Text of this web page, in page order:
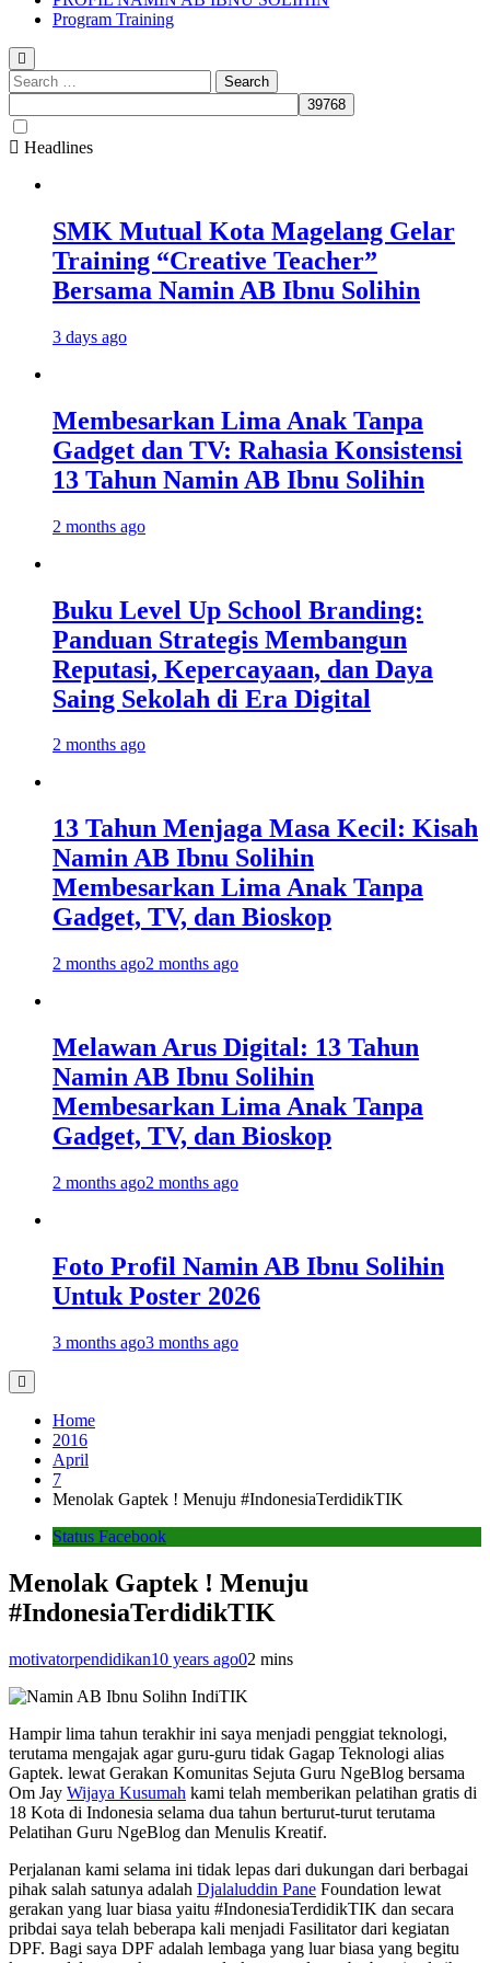
Program Training
Search
for:
Headlines
SMK Mutual Kota Magelang Gelar
Training “Creative Teacher”
Bersama Namin AB Ibnu Solihin
3 days ago
Membesarkan Lima Anak Tanpa
Gadget dan TV: Rahasia Konsistensi
13 Tahun Namin AB Ibnu Solihin
2 months ago
Buku Level Up School Branding:
Panduan Strategis Membangun
Reputasi, Kepercayaan, dan Daya
Saing Sekolah di Era Digital
2 months ago
13 Tahun Menjaga Masa Kecil: Kisah
Namin AB Ibnu Solihin
Membesarkan Lima Anak Tanpa
Gadget, TV, dan Bioskop
2 months ago2 months ago
Melawan Arus Digital: 13 Tahun
Namin AB Ibnu Solihin
Membesarkan Lima Anak Tanpa
Gadget, TV, dan Bioskop
2 months ago2 months ago
Foto Profil Namin AB Ibnu Solihin
Untuk Poster 2026
3 months ago3 months ago
Home
2016
April
7
Menolak Gaptek ! Menuju ‪#‎IndonesiaTerdidikTIK‬
Status Facebook
Menolak Gaptek ! Menuju
‪#‎IndonesiaTerdidikTIK‬
motivatorpendidikan10 years ago02 mins
Hampir lima tahun terakhir ini saya menjadi penggiat teknologi,
terutama mengajak agar guru-guru tidak Gagap Teknologi alias
Gaptek. lewat Gerakan Komunitas Sejuta Guru NgeBlog bersama
Om Jay Wijaya Kusumah kami telah memberikan pelatihan gratis di
18 Kota di Indonesia selama dua tahun berturut-turut terutama
Pelatihan Guru NgeBlog dan Menulis Kreatif.
Perjalanan kami selama ini tidak lepas dari dukungan dari berbagai
pihak salah satunya adalah Djalaluddin Pane Foundation lewat
gerakan yang luar biasa yaitu #IndonesiaTerdidikTIK dan secara
pribdai saya telah beberapa kali menjadi Fasilitator dari kegiatan
DPF. Bagi saya DPF adalah lembaga yang luar biasa yang begitu